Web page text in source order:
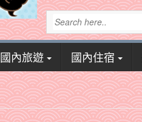
國內旅遊 國內住宿